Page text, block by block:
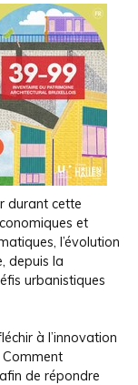
durant cette
et
l’évolution
depuis la
urbanistiques
à l’innovation
de répondre